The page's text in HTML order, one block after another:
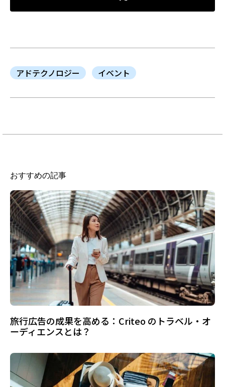
アドテクノロジー イベント
おすすめの記事
旅行広告の成果を高める：Criteo のトラベル・オ
ーディエンスとは？